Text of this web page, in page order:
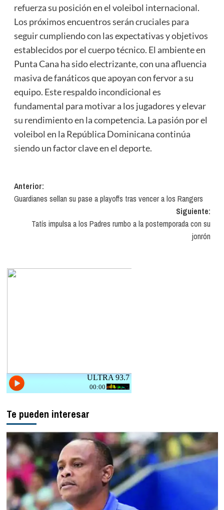
refuerza su posición en el voleibol internacional.
Los próximos encuentros serán cruciales para
seguir cumpliendo con las expectativas y objetivos
establecidos por el cuerpo técnico. El ambiente en
Punta Cana ha sido electrizante, con una afluencia
masiva de fanáticos que apoyan con fervor a su
equipo. Este respaldo incondicional es
fundamental para motivar a los jugadores y elevar
su rendimiento en la competencia. La pasión por el
voleibol en la República Dominicana continúa
siendo un factor clave en el deporte.
Navegación
de
entradas
Anterior:
Guardianes sellan su pase a playoffs tras vencer a los Rangers
Siguiente:
Tatís impulsa a los Padres rumbo a la postemporada con su
jonrón
Te pueden interesar